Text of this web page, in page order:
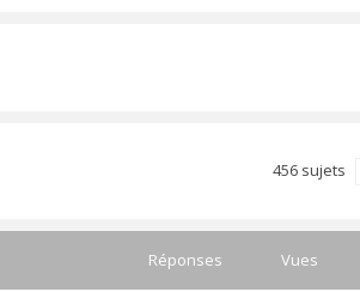
456 sujets
Réponses Vues